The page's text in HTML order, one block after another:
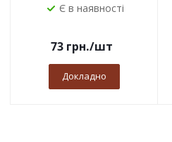
Є в наявності
73 грн./шт
Докладно